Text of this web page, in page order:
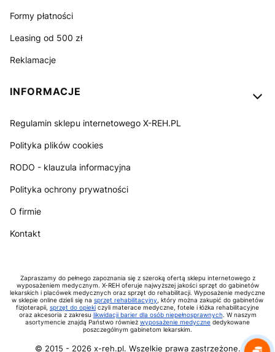
Formy płatności
Leasing od 500 zł
Reklamacje
INFORMACJE
Regulamin sklepu internetowego X-REH.PL
Polityka plików cookies
RODO - klauzula informacyjna
Polityka ochrony prywatności
O firmie
Kontakt
Zapraszamy do pełnego zapoznania się z szeroką ofertą sklepu internetowego z
wyposażeniem medycznym. X-REH oferuje najwyższej jakości sprzęt do gabinetów
lekarskich i placówek medycznych oraz sprzęt do rehabilitacji. Wyposażenie medyczne
w sklepie online dzieli się na sprzęt rehabilitacyjny , który można zakupić do gabinetów
fizjoterapii, sprzęt do opieki czyli materace medyczne, fotele i łóżka rehabilitacyjne
oraz akcesoria z zakresu likwidacji barier dla osób niepełnosprawnych. W naszym
asortymencie znajdą Państwo również wyposażenie medyczne dedykowane
poszczególnym gabinetom lekarskim.
© 2015 - 2026x-reh.pl. Wszelkie prawa zastrzeżone.